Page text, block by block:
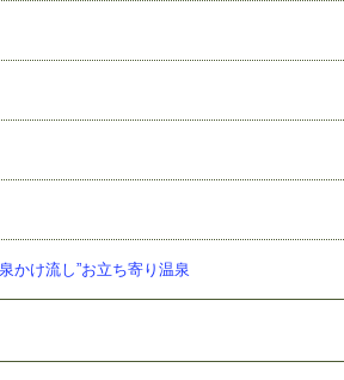
かけ流し”お立ち寄り温泉